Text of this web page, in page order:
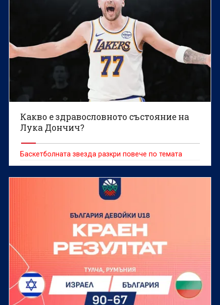
Какво е здравословното състояние на
Лука Дончич?
Баскетболната звезда разкри повече по темата